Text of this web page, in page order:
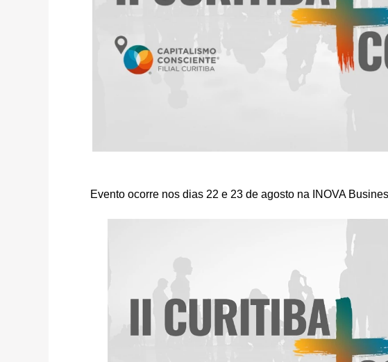
Evento ocorre nos dias 22 e 23 de agosto na INOVA